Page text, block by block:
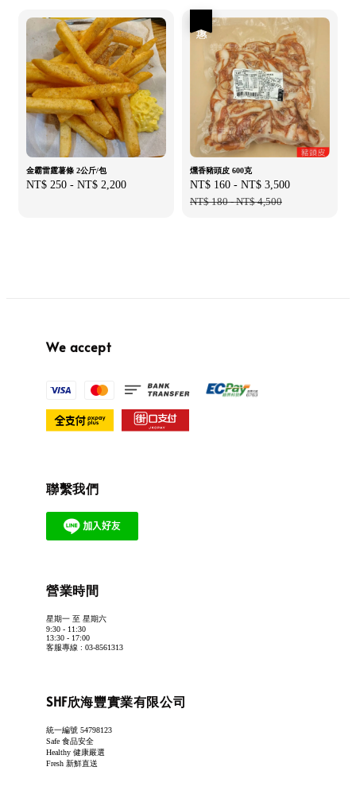
金霸雷霆薯條 2公斤/包
Regular
NT$ 250 - NT$ 2,200
燻香豬頭皮 600克
Sale
price
NT$ 160 - NT$ 3,500
NT$ 180-NT$ 4,500
We accept
聯繫我們
營業時間
星期一 至 星期六
9:30 - 11:30
13:30 - 17:00
客服專線 : 03-8561313
SHF欣海豐實業有限公司
統一編號 54798123
Safe 食品安全
Healthy 健康嚴選
Fresh 新鮮直送